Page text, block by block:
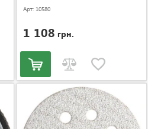
Арт: 10580
1 108 грн.